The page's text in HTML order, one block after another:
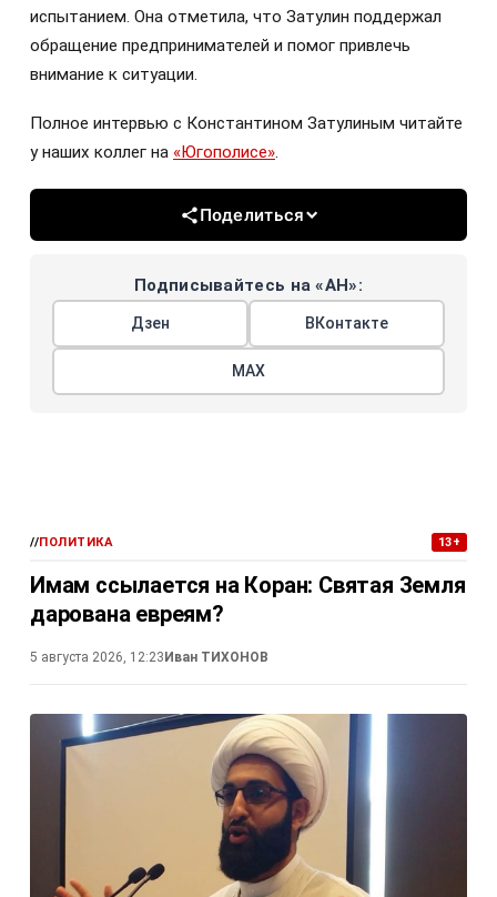
испытанием. Она отметила, что Затулин поддержал
обращение предпринимателей и помог привлечь
внимание к ситуации.
Полное интервью с Константином Затулиным читайте
у наших коллег на «Югополисе».
Поделиться
Подписывайтесь на «АН»:
Дзен ВКонтакте
МАХ
//ПОЛИТИКА 13+
Имам ссылается на Коран: Святая Земля
дарована евреям?
5 августа 2026, 12:23 Иван ТИХОНОВ